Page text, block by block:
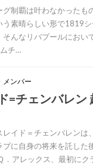
制覇は叶わなかったも
う素晴らしい形で1819
んなリバプールにおい
チ…
メンバー
=チェンバレン
イド＝チェンバレンは
に自身の将来を託した
．アレックス、最初にク